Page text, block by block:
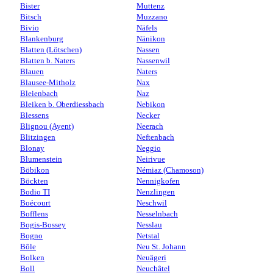
Bister
Bitsch
Bivio
Blankenburg
Blatten (Lötschen)
Blatten b. Naters
Blauen
Blausee-Mitholz
Bleienbach
Bleiken b. Oberdiessbach
Blessens
Blignou (Ayent)
Blitzingen
Blonay
Blumenstein
Böbikon
Böckten
Bodio TI
Boécourt
Bofflens
Bogis-Bossey
Bogno
Bôle
Bolken
Boll
Muttenz
Muzzano
Näfels
Nänikon
Nassen
Nassenwil
Naters
Nax
Naz
Nebikon
Necker
Neerach
Neftenbach
Neggio
Neirivue
Némiaz (Chamoson)
Nennigkofen
Nenzlingen
Neschwil
Nesselnbach
Nesslau
Netstal
Neu St. Johann
Neuägeri
Neuchâtel